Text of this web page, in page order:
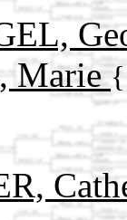
Marie